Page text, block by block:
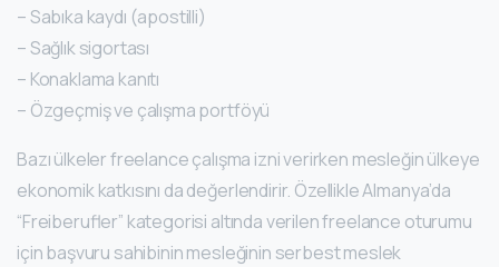
– Sabıka kaydı (apostilli)
– Sağlık sigortası
– Konaklama kanıtı
– Özgeçmiş ve çalışma portföyü
Bazı ülkeler freelance çalışma izni verirken mesleğin ülkeye
ekonomik katkısını da değerlendirir. Özellikle Almanya’da
“Freiberufler” kategorisi altında verilen freelance oturumu
için başvuru sahibinin mesleğinin serbest meslek